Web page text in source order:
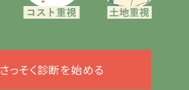
さっそく診断を始める